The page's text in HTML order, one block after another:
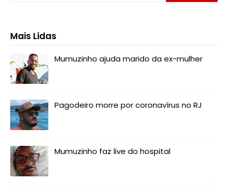
Mais Lidas
Mumuzinho ajuda marido da ex-mulher
Pagodeiro morre por coronavírus no RJ
Mumuzinho faz live do hospital